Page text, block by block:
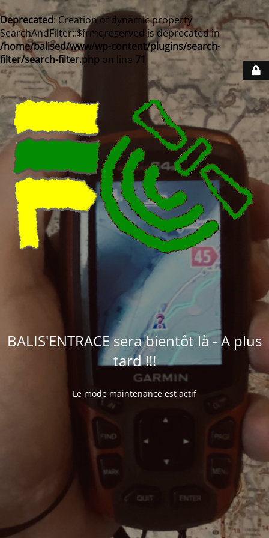
Deprecated: Creation of dynamic property
SearchAndFilter::$frmqreserved is deprecated in
/home/balised/www/wp-content/plugins/search-
filter/search-filter.php on line 71
BALIS'ENTRACE sera bientôt là - A plus
tard !!!
Le mode maintenance est actif